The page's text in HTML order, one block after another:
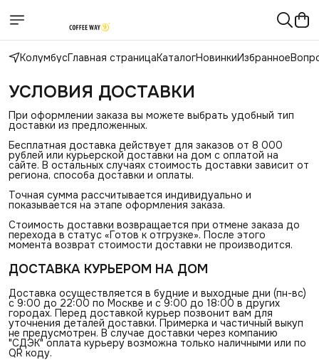
КолумбусГлавная страницаКаталогНовинкиИзбранное
УСЛОВИЯ ДОСТАВКИ
При оформлении заказа вы можете выбрать удобный тип
доставки из предложенных.
Бесплатная доставка действует для заказов от 8 000
рублей или курьерской доставки на дом с оплатой на
сайте. В остальных случаях стоимость доставки зависит от
региона, способа доставки и оплаты.
Точная сумма рассчитывается индивидуально и
показывается на этапе оформления заказа.
Стоимость доставки возвращается при отмене заказа до
перехода в статус «Готов к отгрузке». После этого
момента возврат стоимости доставки не производится.
ДОСТАВКА КУРЬЕРОМ НА ДОМ
Доставка осуществляется в будние и выходные дни (пн-вс)
с 9:00 до 22:00 по Москве и с 9:00 до 18:00 в других
городах. Перед доставкой курьер позвонит вам для
уточнения деталей доставки. Примерка и частичный выкуп
не предусмотрен. В случае доставки через компанию
"СДЭК" оплата курьеру возможна только наличными или по
QR коду.